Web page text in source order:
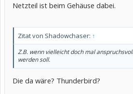
Netzteil ist beim Gehäuse dabei.
Zitat von Shadowchaser: ↑
Z.B. wenn vielleicht doch mal
werden soll.
Die da wäre? Thunderbird?